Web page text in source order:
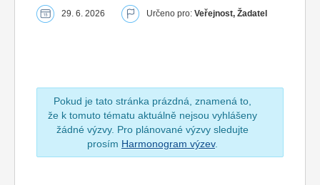
29. 6. 2026 Určeno pro: Veřejnost, Žadatel
Pokud je tato stránka prázdná, znamená to,
že k tomuto tématu aktuálně nejsou vyhlášeny
žádné výzvy. Pro plánované výzvy sledujte
prosím Harmonogram výzev.